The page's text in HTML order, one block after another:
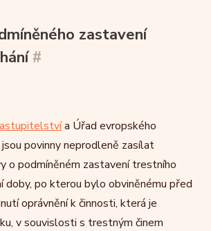
zastavení
#
a Úřad evropského
povinny neprodleně zasílat
o podmíněném zastavení trestního
doby, po kterou bylo obviněnému před
oprávnění k činnosti, která je
v souvislosti s trestným činem